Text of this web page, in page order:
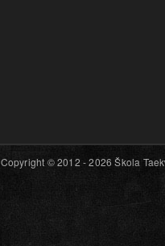
Copyright © 2012 - 2026 Škola